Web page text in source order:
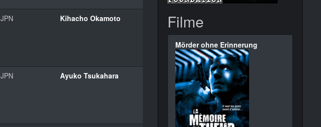
JPN Kihacho Okamoto
JPN Ayuko Tsukahara
Filme
Mörder ohne Erinnerung